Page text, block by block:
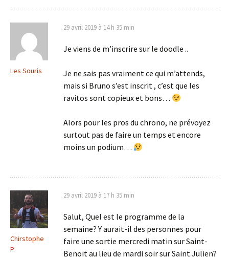
Les Souris
29 avril 2019 à 14 h 35 min
Je viens de m’inscrire sur le doodle ..
Je ne sais pas vraiment ce qui m’attends,
mais si Bruno s’est inscrit , c’est que les
ravitos sont copieux et bons…
Alors pour les pros du chrono, ne prévoyez
surtout pas de faire un temps et encore
moins un podium…
Chirstophe
P.
29 avril 2019 à 17 h 35 min
Salut, Quel est le programme de la
semaine? Y aurait-il des personnes pour
faire une sortie mercredi matin sur Saint-
Benoit au lieu de mardi soir sur Saint Julien?